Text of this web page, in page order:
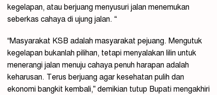
kegelapan, atau berjuang menyusuri jalan menemukan
seberkas cahaya di ujung jalan. “
“Masyarakat KSB adalah masyarakat pejuang. Mengutuk
kegelapan bukanlah pilihan, tetapi menyalakan lilin untuk
menerangi jalan menuju cahaya penuh harapan adalah
keharusan. Terus berjuang agar kesehatan pulih dan
ekonomi bangkit kembali,” demikian tutup Bupati mengakhiri